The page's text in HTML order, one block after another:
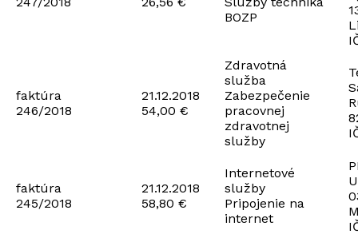
BOZP
faktúra
246/2018
21.12.2018
54,00 €
Zdravotná
služba
Zabezpečenie
pracovnej
zdravotnej
služby
faktúra
245/2018
21.12.2018
58,80 €
Internetové
služby
Pripojenie na
internet